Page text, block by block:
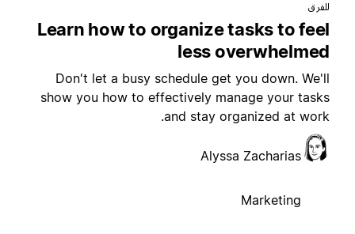
Learn how to organize tasks to
less
Don't let a busy schedule get you down.
show you how to effectively manage your
and stay organized at
Alyssa Zacharias
Marketing